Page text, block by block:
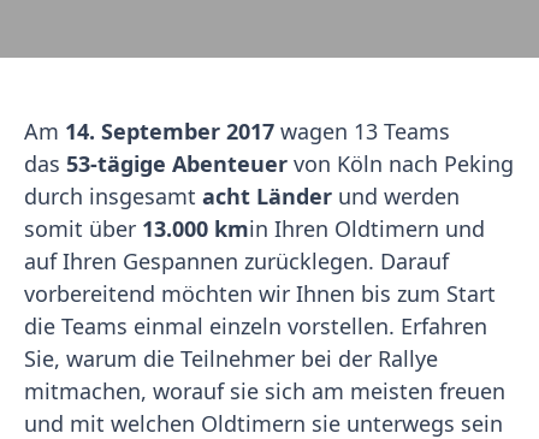
Am 14. September 2017 wagen 13 Teams
das 53-tägige Abenteuer von Köln nach Peking
durch insgesamt acht Länder und werden
somit über 13.000 kmin Ihren Oldtimern und
auf Ihren Gespannen zurücklegen. Darauf
vorbereitend möchten wir Ihnen bis zum Start
die Teams einmal einzeln vorstellen. Erfahren
Sie, warum die Teilnehmer bei der Rallye
mitmachen, worauf sie sich am meisten freuen
und mit welchen Oldtimern sie unterwegs sein